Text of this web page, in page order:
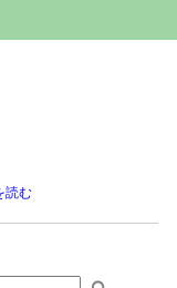
読む